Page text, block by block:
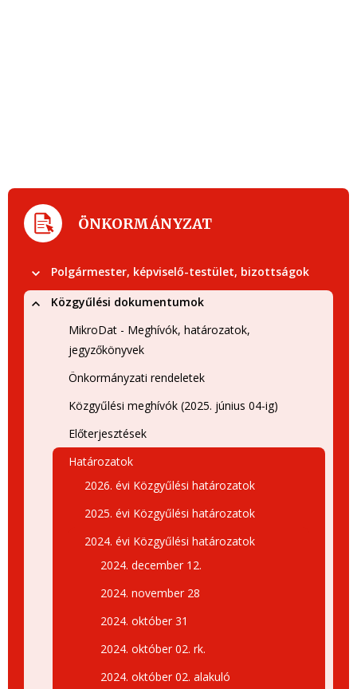
ÖNKORMÁNYZAT
Polgármester, képviselő-testület, bizottságok
Közgyűlési dokumentumok
MikroDat - Meghívók, határozatok,
jegyzőkönyvek
Önkormányzati rendeletek
Közgyűlési meghívók (2025. június 04-ig)
Előterjesztések
Határozatok
2026. évi Közgyűlési határozatok
2025. évi Közgyűlési határozatok
2024. évi Közgyűlési határozatok
2024. december 12.
2024. november 28
2024. október 31
2024. október 02. rk.
2024. október 02. alakuló